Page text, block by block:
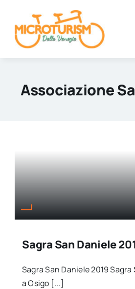
content
Associazione
Sagra San Daniele
Sagra San Daniele 2019 Sagra
a Osigo [...]